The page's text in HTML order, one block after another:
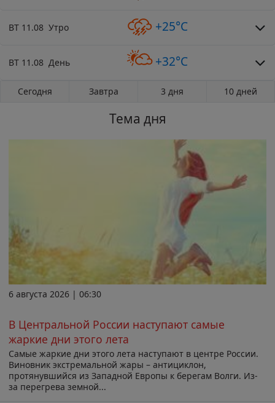
ВТ 11.08 Утро +25°C
ВТ 11.08 День +32°C
Сегодня Завтра 3 дня 10 дней
Тема дня
6 августа 2026 | 06:30
В Центральной России наступают самые
жаркие дни этого лета
Самые жаркие дни этого лета наступают в центре России.
Виновник экстремальной жары – антициклон,
протянувшийся из Западной Европы к берегам Волги. Из-
за перегрева земной...